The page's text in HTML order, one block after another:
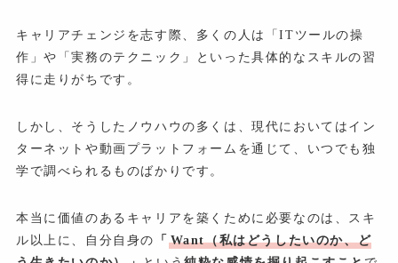
キャリアチェンジを志す際、多くの人は「ITツールの操
作」や「実務のテクニック」といった具体的なスキルの習
得に走りがちです。
しかし、そうしたノウハウの多くは、現代においてはイン
ターネットや動画プラットフォームを通じて、いつでも独
学で調べられるものばかりです。
本当に価値のあるキャリアを築くために必要なのは、スキ
ル以上に、自分自身の
「 Want（私はどうしたいのか、ど